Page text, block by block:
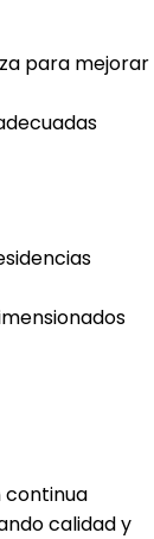
para mejorar
continua
calidad y